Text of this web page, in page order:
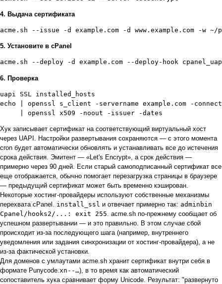
4. Выдача сертификата
5. Установите в cPanel
6. Проверка
uapi SSL installed_hosts
echo | openssl s_client -servername example.com -
Хук записывает сертификат на соответствующий виртуальный хост
через UAPI. Настройки развертывания сохраняются — с этого момента
cron будет автоматически обновлять и устанавливать все до истечения
срока действия. Эмитент — «Let's Encrypt», а срок действия —
примерно через 90 дней. Если старый самоподписанный сертификат все
еще отображается, обычно помогает перезагрузка страницы в браузере
— предыдущий сертификат может быть временно кэширован.
Некоторые хостинг-провайдеры используют собственные механизмы
перехвата cPanel. install_ssl и отвечает примерно так: adminbin
Cpanel/hooks2/...: exit 255 . acme.sh по-прежнему сообщает об
успешном развертывании — и это правильно. В этом случае сбой
происходит из-за последующего шага (например, внутреннего
уведомления или задания синхронизации от хостинг-провайдера), а не
из-за фактической установки.
Для доменов с умлаутами acme.sh хранит сертификат внутри себя в
формате Punycode. xn--…), в то время как автоматический
сопоставитель хука сравнивает форму Unicode. Результат: "развернуто